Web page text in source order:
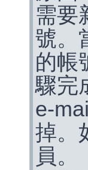
需要
號。
的帳
驟完
e-
掉。
員。